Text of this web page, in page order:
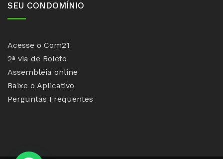
SEU CONDOMÍNIO
Acesse o Com21
2ª via de Boleto
Assembléia online
Baixe o Aplicativo
Perguntas Frequentes